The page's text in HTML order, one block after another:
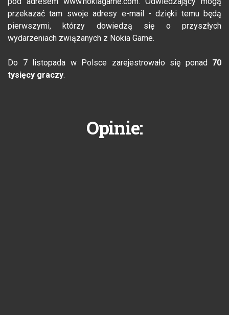
przekazać tam swoje adresy e-mail - dzięki temu będą
pierwszymi, którzy dowiedzą się o przyszłych
wydarzeniach związanych z Nokia Game.
Do 7 listopada w Polsce zarejestrowało się ponad 70
tysięcy graczy.
Opinie: